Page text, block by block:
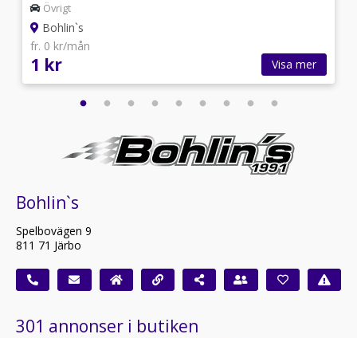
Övrigt
Bohlin`s
fr. 0 kr/mån
1 kr Visa mer
Bohlin`s
Spelbovägen 9
811 71 Järbo
301 annonser i butiken